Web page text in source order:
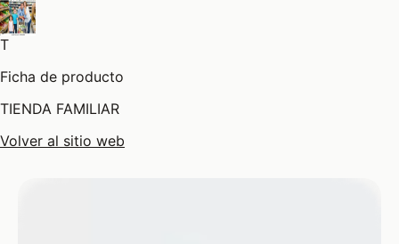
T
Ficha de producto
TIENDA FAMILIAR
Volver al sitio web